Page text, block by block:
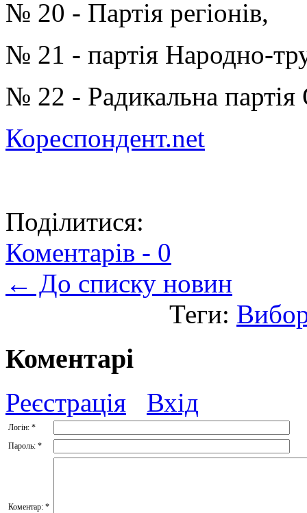
№ 20 - Партія регіонів,
№ 21 - партія Народно-
№ 22 - Радикальна
Кореспондент.net
Поділитися:
Коментарів - 0
← До списку новин
Теги:
Коментарі
Реєстрація Вхід
Логін: *
Пароль: *
Коментар: *